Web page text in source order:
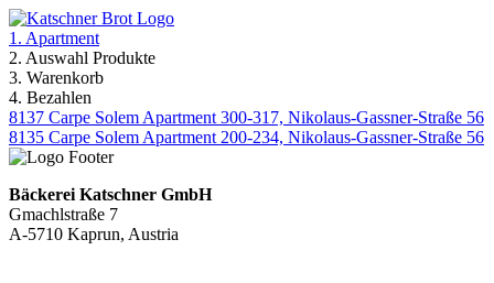
1. Apartment
2. Auswahl Produkte
3. Warenkorb
4. Bezahlen
8137 Carpe Solem Apartment 300-317, Nikolaus-Gassner-Straße 56
8135 Carpe Solem Apartment 200-234, Nikolaus-Gassner-Straße 56
Bäckerei Katschner GmbH
Gmachlstraße 7
A-5710 Kaprun, Austria